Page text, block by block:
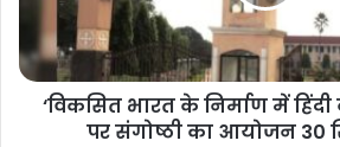
व
ती
त
के
‘विकसित भारत के निर्माण में
पर संगोष्ठी का आयोजन 30